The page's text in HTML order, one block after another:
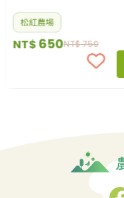
松紅農場
NT$750
NT$650